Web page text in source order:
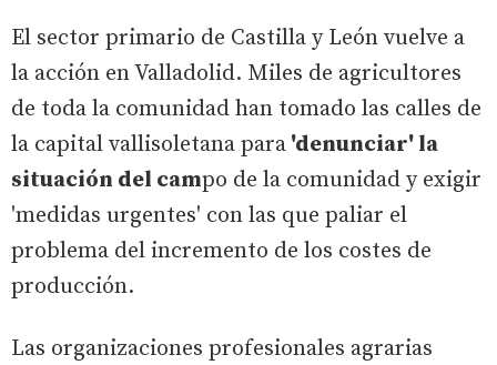
El sector primario de Castilla y León vuelve a
la acción en Valladolid. Miles de agricultores
de toda la comunidad han tomado las calles de
la capital vallisoletana para 'denunciar' la
situación del campo de la comunidad y exigir
'medidas urgentes' con las que paliar el
problema del incremento de los costes de
producción.
Las organizaciones profesionales agrarias